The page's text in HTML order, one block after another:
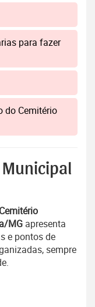
para fazer
do Cemitério
Municipal
Cemitério
MG apresenta
e pontos de
sempre